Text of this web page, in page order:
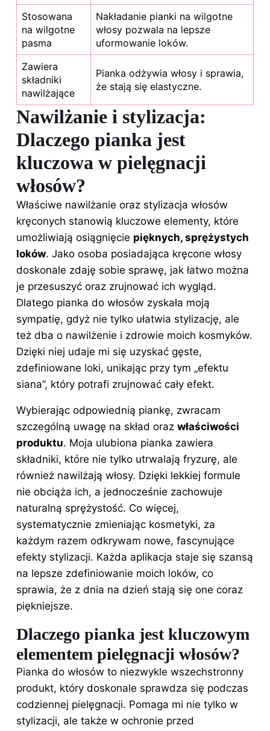
Stosowana
na wilgotne
pasma
Nakładanie pianki na wilgotne
włosy pozwala na lepsze
uformowanie loków.
Zawiera
składniki
nawilżające
Pianka odżywia włosy i sprawia,
że stają się elastyczne.
Nawilżanie i stylizacja:
Dlaczego pianka jest
kluczowa w pielęgnacji
włosów?
Właściwe nawilżanie oraz stylizacja włosów
kręconych stanowią kluczowe elementy, które
umożliwiają osiągnięcie pięknych, sprężystych
loków. Jako osoba posiadająca kręcone włosy
doskonale zdaję sobie sprawę, jak łatwo można
je przesuszyć oraz zrujnować ich wygląd.
Dlatego pianka do włosów zyskała moją
sympatię, gdyż nie tylko ułatwia stylizację, ale
też dba o nawilżenie i zdrowie moich kosmyków.
Dzięki niej udaje mi się uzyskać gęste,
zdefiniowane loki, unikając przy tym „efektu
siana”, który potrafi zrujnować cały efekt.
Wybierając odpowiednią piankę, zwracam
szczególną uwagę na skład oraz właściwości
produktu. Moja ulubiona pianka zawiera
składniki, które nie tylko utrwalają fryzurę, ale
również nawilżają włosy. Dzięki lekkiej formule
nie obciąża ich, a jednocześnie zachowuje
naturalną sprężystość. Co więcej,
systematycznie zmieniając kosmetyki, za
każdym razem odkrywam nowe, fascynujące
efekty stylizacji. Każda aplikacja staje się szansą
na lepsze zdefiniowanie moich loków, co
sprawia, że z dnia na dzień stają się one coraz
piękniejsze.
Dlaczego pianka jest kluczowym
elementem pielęgnacji włosów?
Pianka do włosów to niezwykle wszechstronny
produkt, który doskonale sprawdza się podczas
codziennej pielęgnacji. Pomaga mi nie tylko w
stylizacji, ale także w ochronie przed